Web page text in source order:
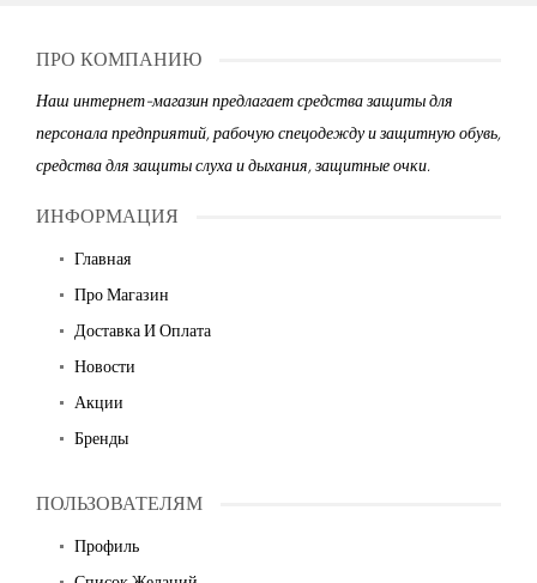
ПРО КОМПАНИЮ
Наш интернет-магазин предлагает средства защиты для
персонала предприятий, рабочую спецодежду и защитную обувь,
средства для защиты слуха и дыхания, защитные очки.
ИНФОРМАЦИЯ
Главная
Про Магазин
Доставка И Оплата
Новости
Акции
Бренды
ПОЛЬЗОВАТЕЛЯМ
Профиль